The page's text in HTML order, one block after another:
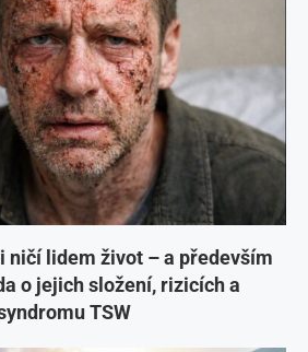
ničí lidem život – a především
o jejich složení, rizicích a
TSW